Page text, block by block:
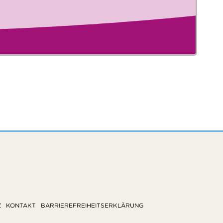
KONTAKT BARRIEREFREIHEITSERKLÄRUNG